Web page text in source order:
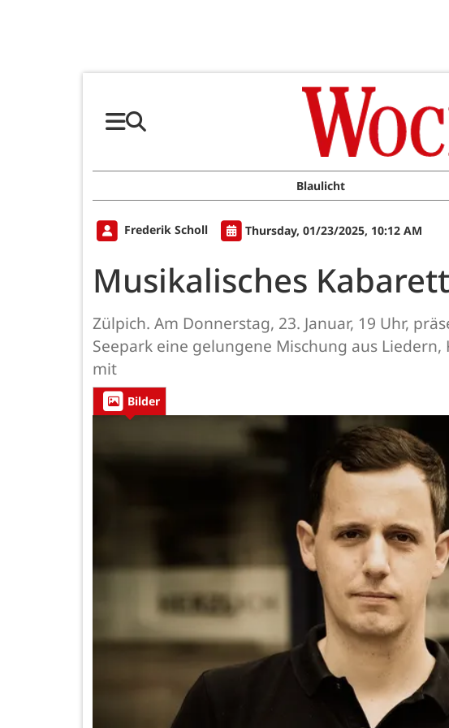
Blaulicht
Frederik Scholl Thursday, 01/23/2025, 10:12 AM
Musikalisches
Zülpich. Am Donnerstag, 23. Januar, 19 Uhr,
Seepark eine gelungene Mischung aus
mit
Bilder